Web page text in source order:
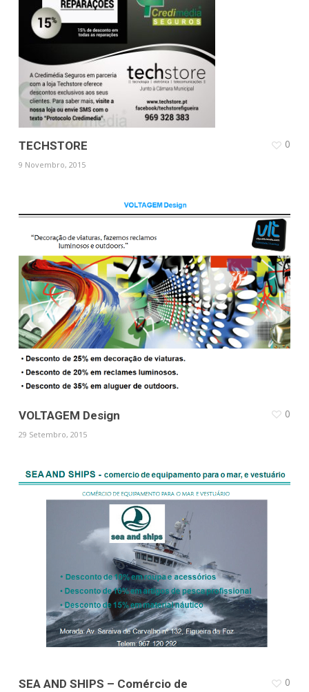
TECHSTORE
9 Novembro, 2015
0
VOLTAGEM Design
29 Setembro, 2015
0
SEA AND SHIPS – Comércio de
0